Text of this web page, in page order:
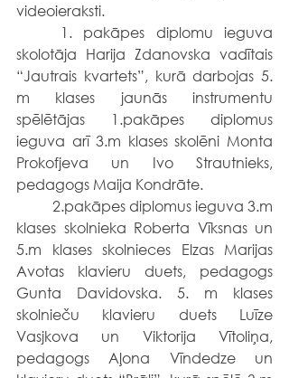
videoieraksti.
skolotāja Harija Zdanovska vadītais
“Jautrais kvartets”, kurā darbojas 5.
m klases jaunās instrumentu
spēlētājas 1.pakāpes diplomus
ieguva arī 3.m klases skolēni Monta
Prokofjeva un Ivo Strautnieks,
pedagogs Maija Kondrāte.
klases skolnieka Roberta Vīksnas un
5.m klases skolnieces Elzas Marijas
Avotas klavieru duets, pedagogs
Gunta Davidovska. 5. m klases
skolnieču klavieru duets Luīze
Vasjkova un Viktorija Vītoliņa,
pedagogs Aļona Vīndedze un